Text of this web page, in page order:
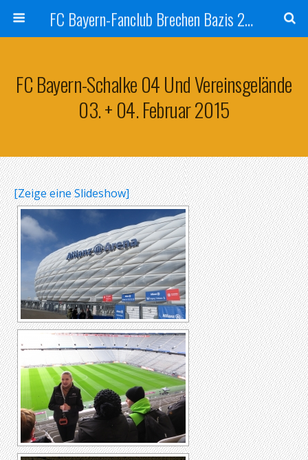
FC Bayern-Fanclub Brechen Bazis 2007
FC Bayern-Schalke 04 Und Vereinsgelände
03. + 04. Februar 2015
[Zeige eine Slideshow]